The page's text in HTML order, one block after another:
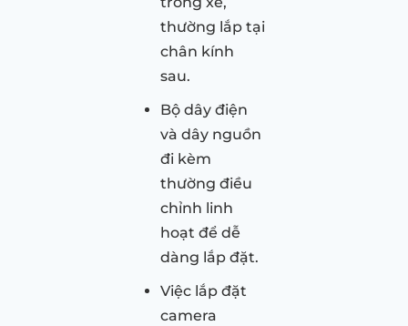
thường lắp tại
chân kính
sau.
Bộ dây điện
và dây nguồn
đi kèm
thường điều
chỉnh linh
hoạt để dễ
dàng lắp đặt.
Việc lắp đặt
camera